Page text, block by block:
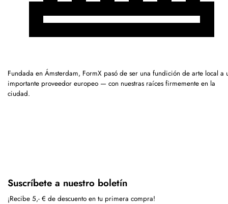
Fundada en Ámsterdam, FormX pasó de ser una fundición de arte local a
importante proveedor europeo — con nuestras raíces firmemente en la
ciudad.
Suscríbete a nuestro boletín
¡Recibe 5,- € de descuento en tu primera compra!